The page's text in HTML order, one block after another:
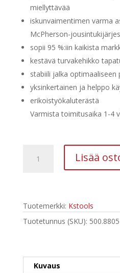
miellyttävää
iskunvaimentimen varma
McPherson-
sopii 95 %:iin kaikista
kestävä turvakehikko
stabiili jalka optimaaliseen
yksinkertainen ja helppo
erikoistyökaluterästä
Varmista toimitusaika 1-4
Paineilmatoiminen
sovitinlevyn
500.8805
Lisää
Tuotemerkki: Kstools
Tuotetunnus (SKU): 500.8805
Kuvaus